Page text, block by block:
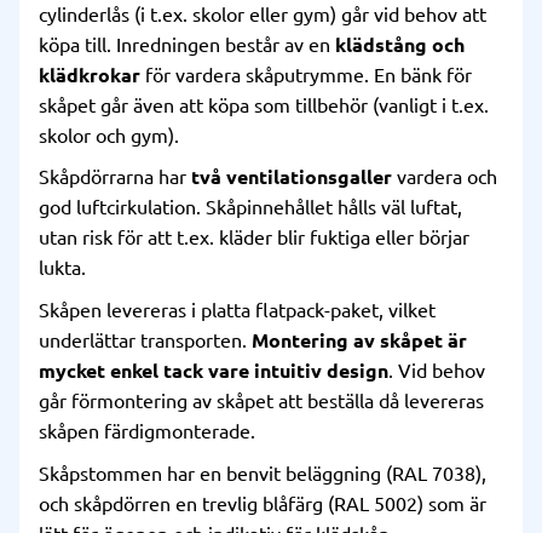
cylinderlås (i t.ex. skolor eller gym) går vid behov att
köpa till. Inredningen består av en klädstång och
klädkrokar för vardera skåputrymme. En bänk för
skåpet går även att köpa som tillbehör (vanligt i t.ex.
skolor och gym).
Skåpdörrarna har två ventilationsgaller vardera och
god luftcirkulation. Skåpinnehållet hålls väl luftat,
utan risk för att t.ex. kläder blir fuktiga eller börjar
lukta.
Skåpen levereras i platta flatpack-paket, vilket
underlättar transporten. Montering av skåpet är
mycket enkel tack vare intuitiv design. Vid behov
går förmontering av skåpet att beställa då levereras
skåpen färdigmonterade.
Skåpstommen har en benvit beläggning (RAL 7038),
och skåpdörren en trevlig blåfärg (RAL 5002) som är